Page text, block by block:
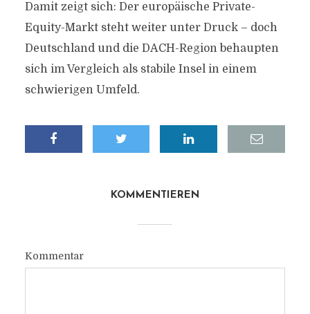
Damit zeigt sich: Der europäische Private-
Equity-Markt steht weiter unter Druck – doch
Deutschland und die DACH-Region behaupten
sich im Vergleich als stabile Insel in einem
schwierigen Umfeld.
KOMMENTIEREN
Kommentar